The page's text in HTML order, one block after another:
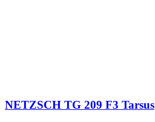
NETZSCH TG 209 F3 Tarsus